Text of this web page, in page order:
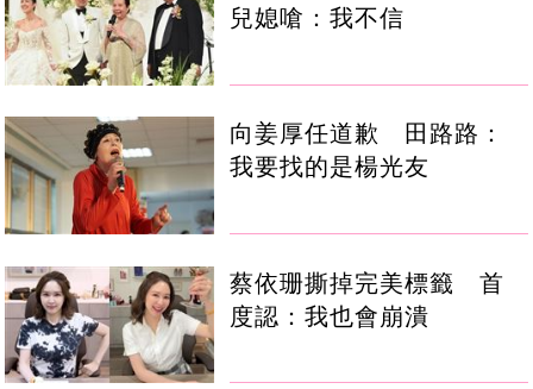
兒媳嗆：我不信
向姜厚任道歉 田路路：
我要找的是楊光友
蔡依珊撕掉完美標籤 首
度認：我也會崩潰